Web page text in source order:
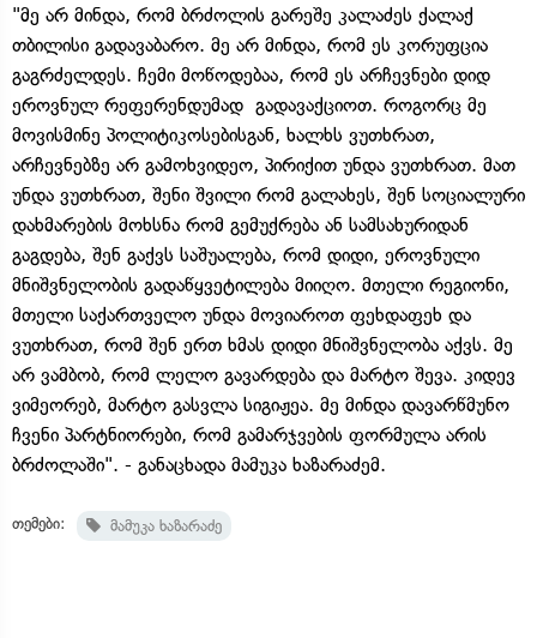
"მე არ მინდა, რომ ბრძოლის გარეშე კალაძეს ქალაქ
თბილისი გადავაბარო. მე არ მინდა, რომ ეს კორუფცია
გაგრძელდეს. ჩემი მოწოდებაა, რომ ეს არჩევნები დიდ
ეროვნულ რეფერენდუმად გადავაქციოთ. როგორც მე
მოვისმინე პოლიტიკოსებისგან, ხალხს ვუთხრათ,
არჩევნებზე არ გამოხვიდეო, პირიქით უნდა ვუთხრათ. მათ
უნდა ვუთხრათ, შენი შვილი რომ გალახეს, შენ სოციალური
დახმარების მოხსნა რომ გემუქრება ან სამსახურიდან
გაგდება, შენ გაქვს საშუალება, რომ დიდი, ეროვნული
მნიშვნელობის გადაწყვეტილება მიიღო. მთელი რეგიონი,
მთელი საქართველო უნდა მოვიაროთ ფეხდაფეხ და
ვუთხრათ, რომ შენ ერთ ხმას დიდი მნიშვნელობა აქვს. მე
არ ვამბობ, რომ ლელო გავარდება და მარტო შევა. კიდევ
ვიმეორებ, მარტო გასვლა სიგიჟეა. მე მინდა დავარწმუნო
ჩვენი პარტნიორები, რომ გამარჯვების ფორმულა არის
ბრძოლაში". - განაცხადა მამუკა ხაზარაძემ.
თემები: მამუკა ხაზარაძე